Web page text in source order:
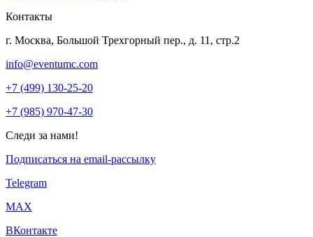
Контакты
г. Москва, Большой Трехгорный пер., д. 11, стр.2
info@eventumc.com
+7 (499) 130-25-20
+7 (985) 970-47-30
Следи за нами!
Подписаться на email-рассылку
Telegram
МАХ
ВКонтакте